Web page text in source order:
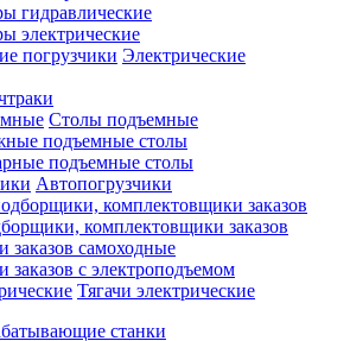
гидравлические
электрические
Электрические
Столы подъемные
подъемные столы
подъемные столы
Автопогрузчики
комплектовщики заказов
заказов самоходные
с электроподъемом
Тягачи электрические